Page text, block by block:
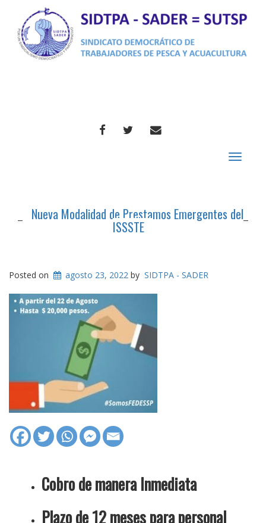
FACEBOOKTWITTERCORREO
Toggle
Nueva Modalidad de Prestamos Emergentes del
ISSSTE
Posted on agosto 23, 2022 by SIDTPA - SADER
Cobro de manera Inmediata
Plazo de 12 meses para personal